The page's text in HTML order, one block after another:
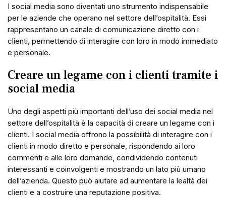
I social media sono diventati uno strumento indispensabile
per le aziende che operano nel settore dell’ospitalità. Essi
rappresentano un canale di comunicazione diretto con i
clienti, permettendo di interagire con loro in modo immediato
e personale.
Creare un legame con i clienti tramite i
social media
Uno degli aspetti più importanti dell’uso dei social media nel
settore dell’ospitalità è la capacità di creare un legame con i
clienti. I social media offrono la possibilità di interagire con i
clienti in modo diretto e personale, rispondendo ai loro
commenti e alle loro domande, condividendo contenuti
interessanti e coinvolgenti e mostrando un lato più umano
dell’azienda. Questo può aiutare ad aumentare la lealtà dei
clienti e a costruire una reputazione positiva.